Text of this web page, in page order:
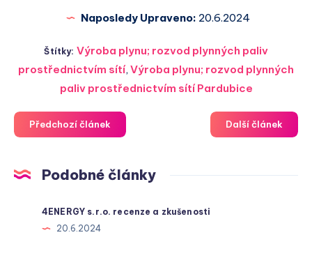
Naposledy Upraveno: 20.6.2024
Štítky: Výroba plynu; rozvod plynných paliv
prostřednictvím sítí, Výroba plynu; rozvod plynných
paliv prostřednictvím sítí Pardubice
Předchozí článek Další článek
Podobné články
4ENERGY s.r.o. recenze a zkušenosti
20.6.2024